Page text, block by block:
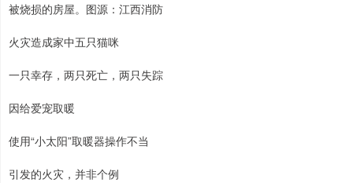
被烧损的房屋。图源：江西消防
火灾造成家中五只猫咪
一只幸存，两只死亡，两只失踪
因给爱宠取暖
使用“小太阳”取暖器操作不当
引发的火灾，并非个例